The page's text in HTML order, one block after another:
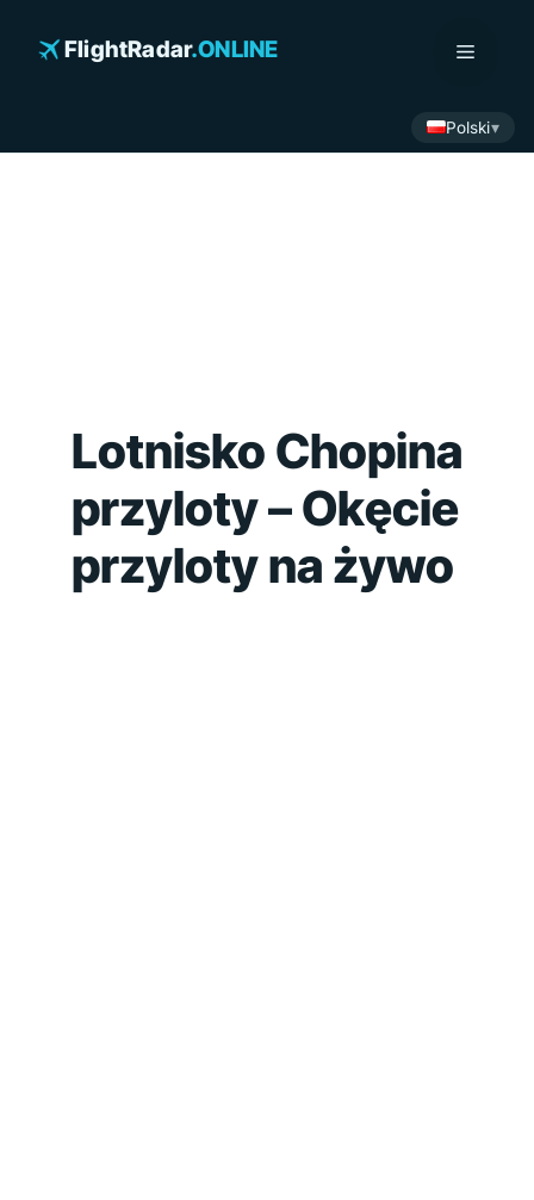
FlightRadar.ONLINE Menu
Polski
Lotnisko Chopina
przyloty – Okęcie
przyloty na żywo